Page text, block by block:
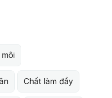
Chất làm đầy